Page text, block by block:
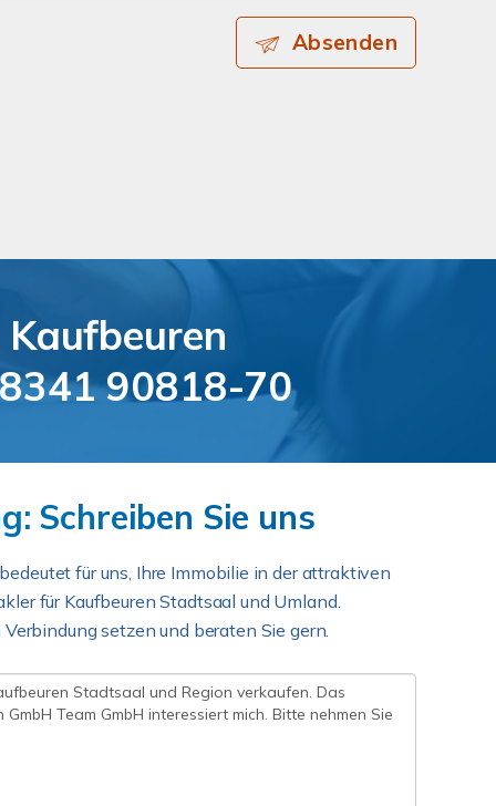
Absenden
Kaufbeuren
90818-70
Schreiben Sie uns
für uns, Ihre Immobilie in der attraktiven
für Kaufbeuren Stadtsaal und Umland.
setzen und beraten Sie gern.